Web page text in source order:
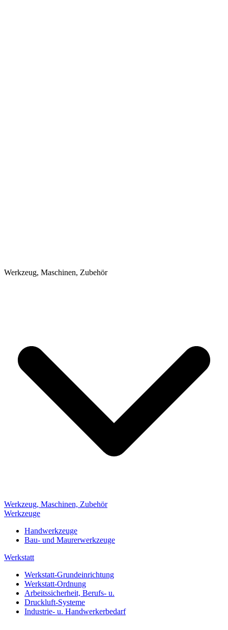
Werkzeug, Maschinen, Zubehör
Werkzeug, Maschinen, Zubehör
Werkzeuge
Handwerkzeuge
Bau- und Maurerwerkzeuge
Werkstatt
Werkstatt-Grundeinrichtung
Werkstatt-Ordnung
Arbeitssicherheit, Berufs- u.
Druckluft-Systeme
Industrie- u. Handwerkerbedarf